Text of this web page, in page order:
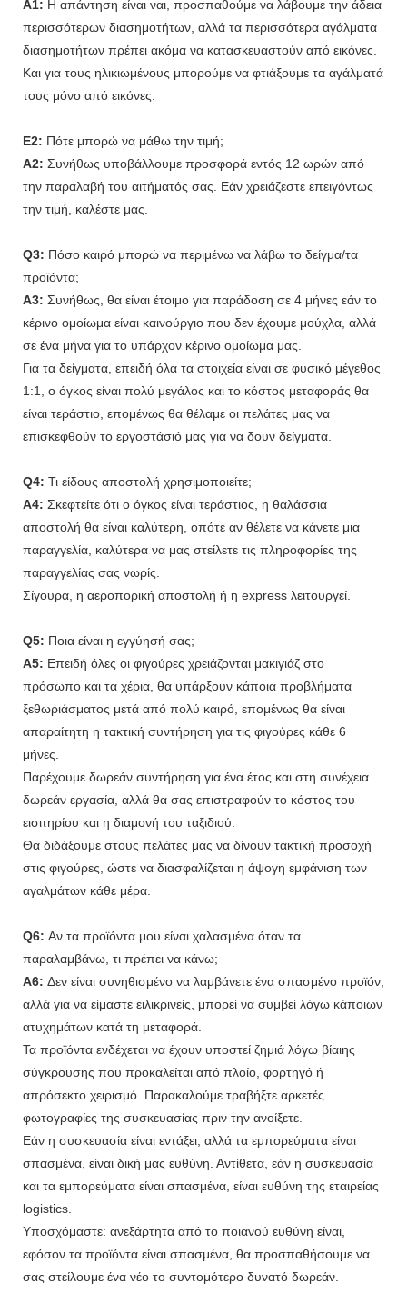
A1: Η απάντηση είναι ναι, προσπαθούμε να λάβουμε την άδεια
περισσότερων διασημοτήτων, αλλά τα περισσότερα αγάλματα
διασημοτήτων πρέπει ακόμα να κατασκευαστούν από εικόνες.
Και για τους ηλικιωμένους μπορούμε να φτιάξουμε τα αγάλματά
τους μόνο από εικόνες.
Ε2: Πότε μπορώ να μάθω την τιμή;
A2: Συνήθως υποβάλλουμε προσφορά εντός 12 ωρών από
την παραλαβή του αιτήματός σας. Εάν χρειάζεστε επειγόντως
την τιμή, καλέστε μας.
Q3: Πόσο καιρό μπορώ να περιμένω να λάβω το δείγμα/τα
προϊόντα;
A3: Συνήθως, θα είναι έτοιμο για παράδοση σε 4 μήνες εάν το
κέρινο ομοίωμα είναι καινούργιο που δεν έχουμε μούχλα, αλλά
σε ένα μήνα για το υπάρχον κέρινο ομοίωμα μας.
Για τα δείγματα, επειδή όλα τα στοιχεία είναι σε φυσικό μέγεθος
1:1, ο όγκος είναι πολύ μεγάλος και το κόστος μεταφοράς θα
είναι τεράστιο, επομένως θα θέλαμε οι πελάτες μας να
επισκεφθούν το εργοστάσιό μας για να δουν δείγματα.
Q4: Τι είδους αποστολή χρησιμοποιείτε;
A4: Σκεφτείτε ότι ο όγκος είναι τεράστιος, η θαλάσσια
αποστολή θα είναι καλύτερη, οπότε αν θέλετε να κάνετε μια
παραγγελία, καλύτερα να μας στείλετε τις πληροφορίες της
παραγγελίας σας νωρίς.
Σίγουρα, η αεροπορική αποστολή ή η express λειτουργεί.
Q5: Ποια είναι η εγγύησή σας;
A5: Επειδή όλες οι φιγούρες χρειάζονται μακιγιάζ στο
πρόσωπο και τα χέρια, θα υπάρξουν κάποια προβλήματα
ξεθωριάσματος μετά από πολύ καιρό, επομένως θα είναι
απαραίτητη η τακτική συντήρηση για τις φιγούρες κάθε 6
μήνες.
Παρέχουμε δωρεάν συντήρηση για ένα έτος και στη συνέχεια
δωρεάν εργασία, αλλά θα σας επιστραφούν το κόστος του
εισιτηρίου και η διαμονή του ταξιδιού.
Θα διδάξουμε στους πελάτες μας να δίνουν τακτική προσοχή
στις φιγούρες, ώστε να διασφαλίζεται η άψογη εμφάνιση των
αγαλμάτων κάθε μέρα.
Q6: Αν τα προϊόντα μου είναι χαλασμένα όταν τα
παραλαμβάνω, τι πρέπει να κάνω;
A6: Δεν είναι συνηθισμένο να λαμβάνετε ένα σπασμένο προϊόν,
αλλά για να είμαστε ειλικρινείς, μπορεί να συμβεί λόγω κάποιων
ατυχημάτων κατά τη μεταφορά.
Τα προϊόντα ενδέχεται να έχουν υποστεί ζημιά λόγω βίαιης
σύγκρουσης που προκαλείται από πλοίο, φορτηγό ή
απρόσεκτο χειρισμό. Παρακαλούμε τραβήξτε αρκετές
φωτογραφίες της συσκευασίας πριν την ανοίξετε.
Εάν η συσκευασία είναι εντάξει, αλλά τα εμπορεύματα είναι
σπασμένα, είναι δική μας ευθύνη. Αντίθετα, εάν η συσκευασία
και τα εμπορεύματα είναι σπασμένα, είναι ευθύνη της εταιρείας
logistics.
Υποσχόμαστε: ανεξάρτητα από το ποιανού ευθύνη είναι,
εφόσον τα προϊόντα είναι σπασμένα, θα προσπαθήσουμε να
σας στείλουμε ένα νέο το συντομότερο δυνατό δωρεάν.